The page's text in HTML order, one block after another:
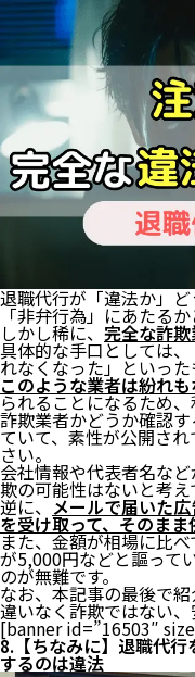
退職代行が「違法か」
「非弁行為」にあたる
しかし稀に、 完全な詐欺
具体的な手口としては
れなくなった」といっ
このような業者は紛れ
られることになるため
詐欺業者かどうか確認
ていて、素性が公開さ
さい。
会社情報や代表者名な
欺の可能性はないと考え
逆に、メールで届いた
を受け取って、そのま
また、金額が相場に比
が5,000円などと謳って
のが無難です。
なお、本記事の最後で
違いなく詐欺ではない、
[banner id=”16503″
8.【ちなみに】退職代
するのは違法